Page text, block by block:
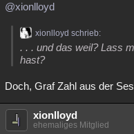
@xionlloyd
xionlloyd schrieb:
. . . und das weil? Lass
hast?
Doch, Graf Zahl aus der
xionlloyd
ehemaliges Mitglied